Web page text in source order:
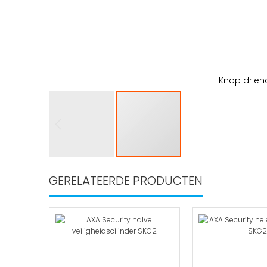
Knop
naar
het
begin
van
de
afbeeldingen-
GERELATEERDE PRODUCTEN